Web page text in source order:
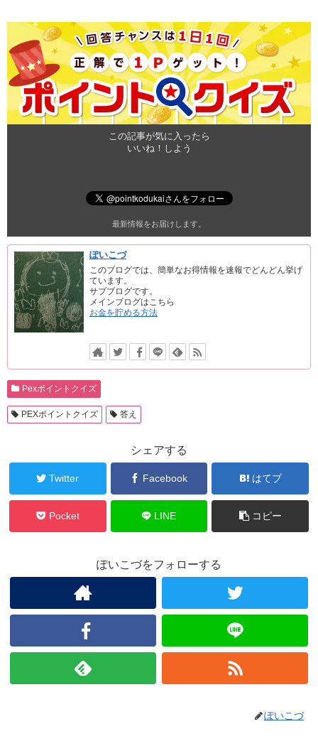
この記事が気に入ったら
いいね！しよう
最新情報をお届けします。
ぽいこづ
このブログでは、簡単なお得情報を速報でどんどん挙げ
ています。
サブブログです。
メインブログはこちら
お金を貯める方法
Pexポイントクイズ
PEXポイントクイズ 答え
シェアする
Twitter Facebook はてブ
Pocket LINE コピー
ぽいこづをフォローする
ぽいこづ